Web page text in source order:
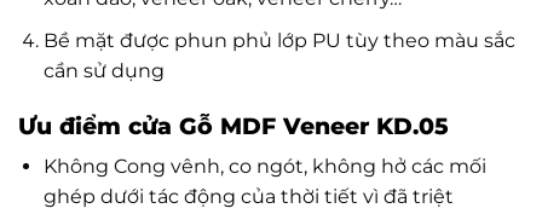
Bề mặt được phun phủ lớp PU tùy theo màu sắc
cần sử dụng
Ưu điểm cửa Gỗ MDF Veneer KD.05
Không Cong vênh, co ngót, không hở các mối
ghép dưới tác động của thời tiết vì đã triệt